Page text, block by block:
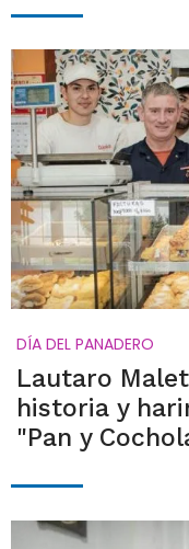
DÍA DEL PANADERO
Lautaro
historia y
"Pan y